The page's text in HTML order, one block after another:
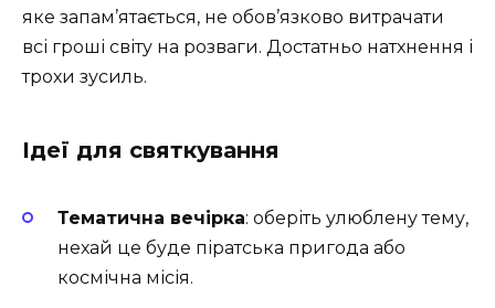
яке запам’ятається, не обов’язково витрачати
всі гроші світу на розваги. Достатньо натхнення і
трохи зусиль.
Ідеї для святкування
Тематична вечірка: оберіть улюблену тему,
нехай це буде піратська пригода або
космічна місія.